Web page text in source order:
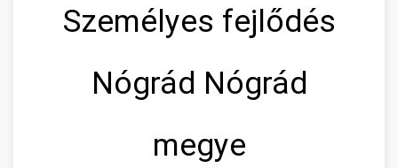
Személyes fejlődés
Nógrád Nógrád
megye